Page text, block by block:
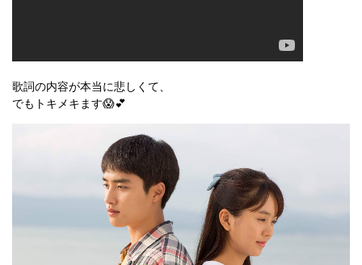
歌詞の内容が本当に悲しくて、
でもトキメキます😱💕